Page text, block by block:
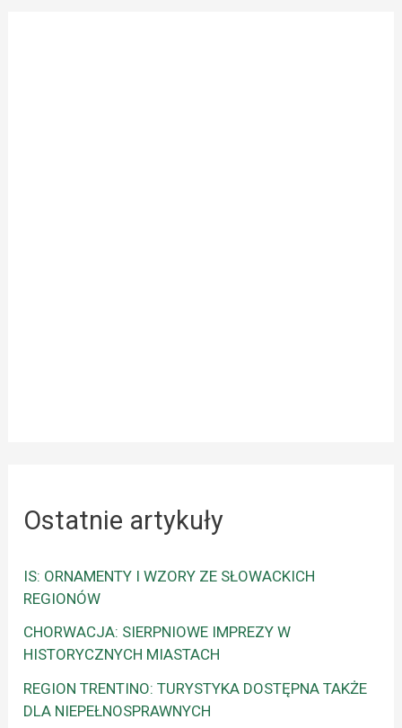
Ostatnie artykuły
IS: ORNAMENTY I WZORY ZE SŁOWACKICH
REGIONÓW
CHORWACJA: SIERPNIOWE IMPREZY W
HISTORYCZNYCH MIASTACH
REGION TRENTINO: TURYSTYKA DOSTĘPNA TAKŻE
DLA NIEPEŁNOSPRAWNYCH